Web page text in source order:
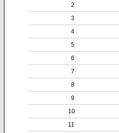
2
3
4
5
6
7
8
9
10
11